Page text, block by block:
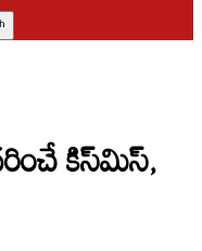
కిస్‌మిస్,